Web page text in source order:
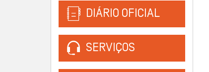
DIÁRIO OFICIAL
SERVIÇOS